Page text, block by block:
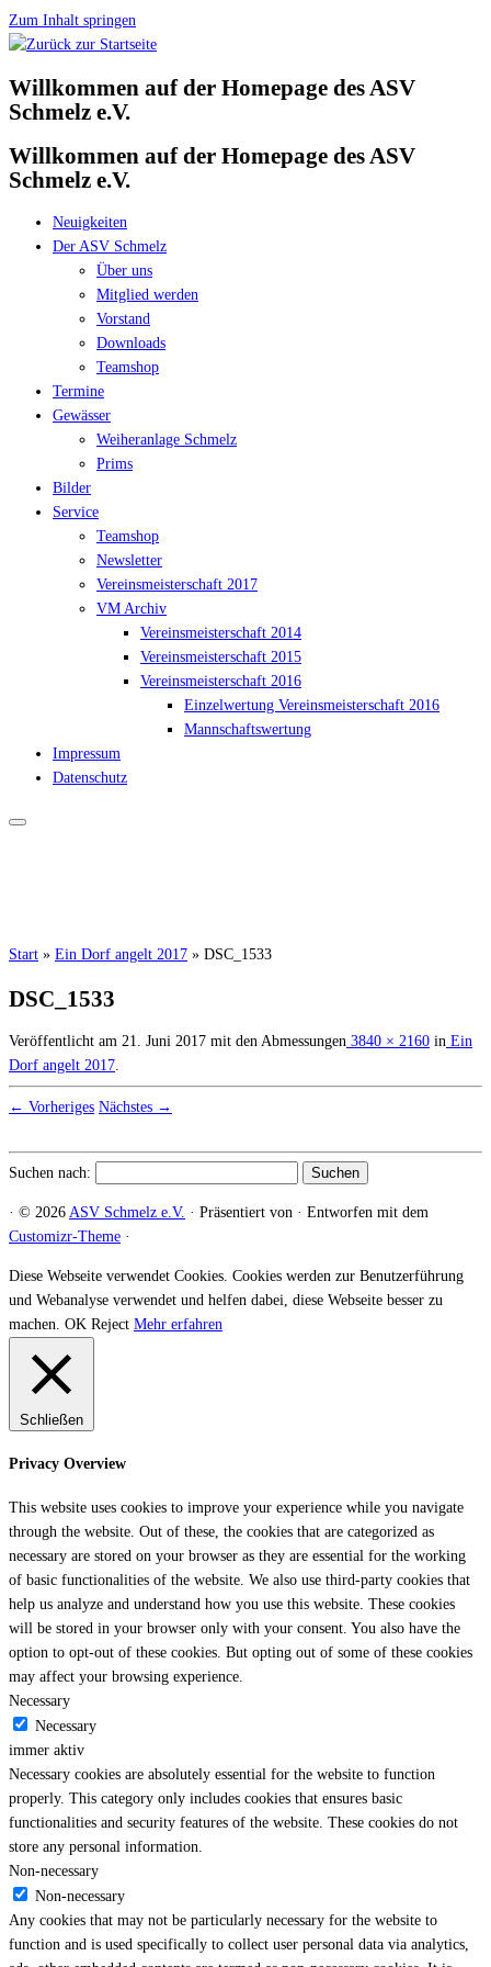
Zum Inhalt springen
Willkommen auf der Homepage des ASV
Schmelz e.V.
Willkommen auf der Homepage des ASV
Schmelz e.V.
Neuigkeiten
Der ASV Schmelz
Über uns
Mitglied werden
Vorstand
Downloads
Teamshop
Termine
Gewässer
Weiheranlage Schmelz
Prims
Bilder
Service
Teamshop
Newsletter
Vereinsmeisterschaft 2017
VM Archiv
Vereinsmeisterschaft 2014
Vereinsmeisterschaft 2015
Vereinsmeisterschaft 2016
Einzelwertung Vereinsmeisterschaft 2016
Mannschaftswertung
Impressum
Datenschutz
Start » Ein Dorf angelt 2017 » DSC_1533
DSC_1533
Veröffentlicht am 21. Juni 2017 mit den Abmessungen 3840 × 2160 in Ein
Dorf angelt 2017.
← Vorheriges Nächstes →
Suchen nach:
· © 2026 ASV Schmelz e.V. · Präsentiert von · Entworfen mit dem
Customizr-Theme ·
Diese Webseite verwendet Cookies. Cookies werden zur Benutzerführung
und Webanalyse verwendet und helfen dabei, diese Webseite besser zu
machen. OK Reject Mehr erfahren
Schließen
Privacy Overview
This website uses cookies to improve your experience while you navigate
through the website. Out of these, the cookies that are categorized as
necessary are stored on your browser as they are essential for the working
of basic functionalities of the website. We also use third-party cookies that
help us analyze and understand how you use this website. These cookies
will be stored in your browser only with your consent. You also have the
option to opt-out of these cookies. But opting out of some of these cookies
may affect your browsing experience.
Necessary
Necessary
immer aktiv
Necessary cookies are absolutely essential for the website to function
properly. This category only includes cookies that ensures basic
functionalities and security features of the website. These cookies do not
store any personal information.
Non-necessary
Non-necessary
Any cookies that may not be particularly necessary for the website to
function and is used specifically to collect user personal data via analytics,